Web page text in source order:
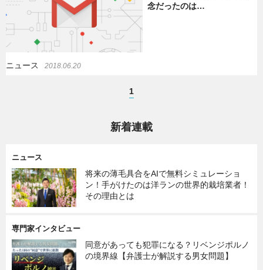
念だったのは…
ニュース 2018.06.20
1
新着連載
ニュース
将来の薄毛具合をAIで無料シミュレーショ
ン！手がけたのは洋ランの世界的栽培業者！
その理由とは
専門家インタビュー
同意があっても犯罪になる？リベンジポルノ
の境界線【弁護士が解説する男女問題】